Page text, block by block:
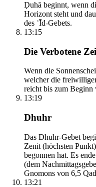
Ḍuhā beginnt, wenn
Horizont steht und
des ʿĪd-Gebets.
13:15
Die Verbotene
Wenn die
welcher die
reicht bis zum Beginn
13:19
Dhuhr
Das Dhuhr-Gebet
Zenit (höchsten
begonnen hat. Es
(dem
Gnomons von 6,5
13:21